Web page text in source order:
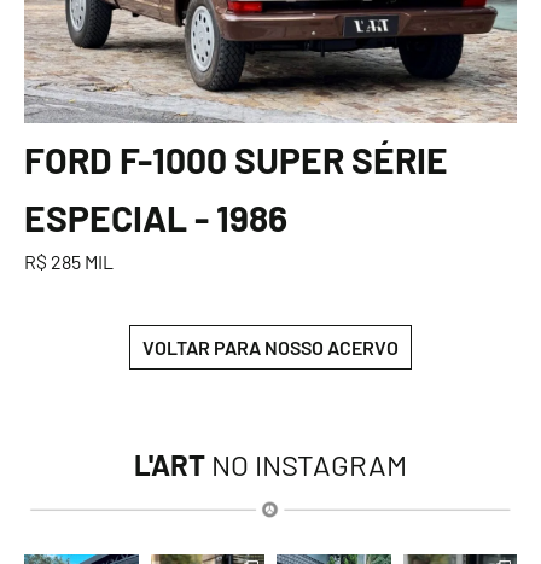
FORD F-1000 SUPER SÉRIE
ESPECIAL - 1986
R$ 285 MIL
VOLTAR PARA NOSSO ACERVO
L'ART NO INSTAGRAM